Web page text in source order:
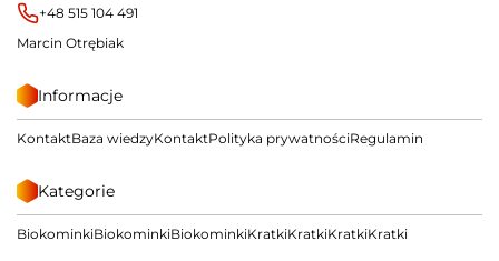
+48 515 104 491
Marcin Otrębiak
Informacje
KontaktBaza wiedzyKontaktPolityka prywatnościRegulamin
Kategorie
BiokominkiBiokominkiBiokominkiKratkiKratkiKratkiKratki